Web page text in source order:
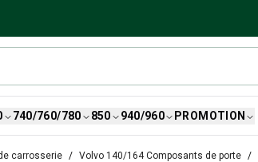
740/760/780 850 940/960 PROMOTION
carrosserie Volvo 140/164 Composants de porte